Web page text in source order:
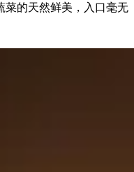
菜的天然鲜美，入口毫无